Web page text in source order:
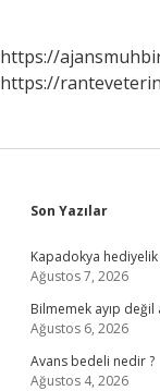
https://
https://
Sidebar
Son Yazılar
Kapadokya hediyelik
Ağustos 7, 2026
Bilmemek ayıp
Ağustos 6, 2026
Avans bedeli nedir ?
Ağustos 4, 2026